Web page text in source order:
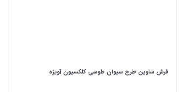
فرش ساوین طرح سیوان طوسی کلکسیون آویژه